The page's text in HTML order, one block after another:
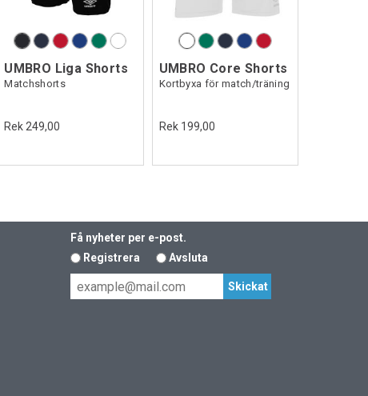
UMBRO Liga Shorts
Matchshorts
Rek 249,00
UMBRO Core Shorts
Kortbyxa för match/träning
Rek 199,00
Få nyheter per e-post.
Registrera
Avsluta